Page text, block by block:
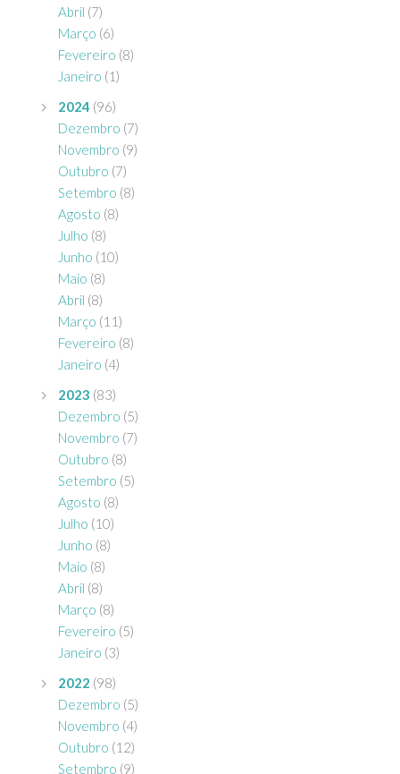
Abril (7)
Março (6)
Fevereiro (8)
Janeiro (1)
2024 (96)
Dezembro (7)
Novembro (9)
Outubro (7)
Setembro (8)
Agosto (8)
Julho (8)
Junho (10)
Maio (8)
Abril (8)
Março (11)
Fevereiro (8)
Janeiro (4)
2023 (83)
Dezembro (5)
Novembro (7)
Outubro (8)
Setembro (5)
Agosto (8)
Julho (10)
Junho (8)
Maio (8)
Abril (8)
Março (8)
Fevereiro (5)
Janeiro (3)
2022 (98)
Dezembro (5)
Novembro (4)
Outubro (12)
Setembro (9)